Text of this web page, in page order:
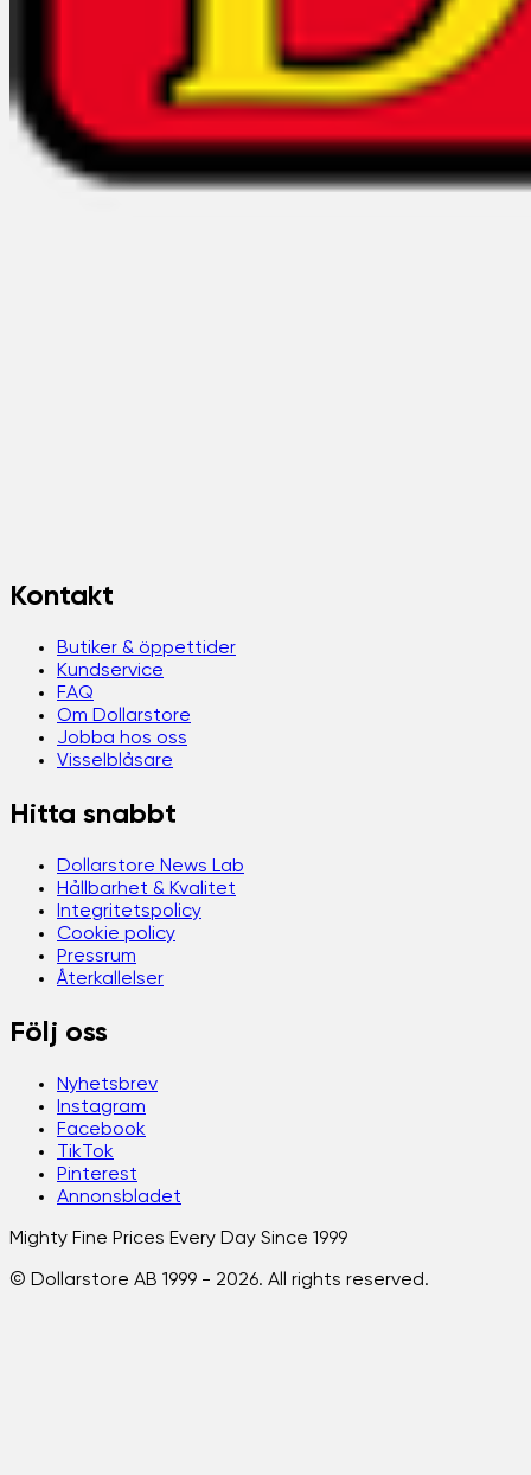
Kontakt
Butiker & öppettider
Kundservice
FAQ
Om Dollarstore
Jobba hos oss
Visselblåsare
Hitta snabbt
Dollarstore News Lab
Hållbarhet & Kvalitet
Integritetspolicy
Cookie policy
Pressrum
Återkallelser
Följ oss
Nyhetsbrev
Instagram
Facebook
TikTok
Pinterest
Annonsbladet
Mighty Fine Prices Every Day Since 1999
© Dollarstore AB 1999 - 2026. All rights reserved.